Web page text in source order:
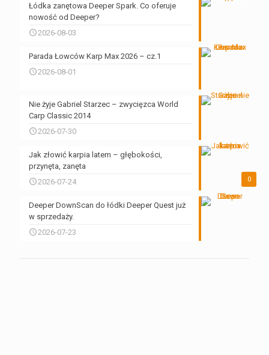
Łódka zanętowa Deeper Spark. Co oferuje
nowość od Deeper?
2026-08-03
Parada Łowców Karp Max 2026 – cz.1
2026-08-01
Nie żyje Gabriel Starzec – zwycięzca World
Carp Classic 2014
2026-07-30
0
Jak złowić karpia latem – głębokości,
przynęta, zanęta
2026-07-24
Deeper DownScan do łódki Deeper Quest już
w sprzedaży.
2026-07-23